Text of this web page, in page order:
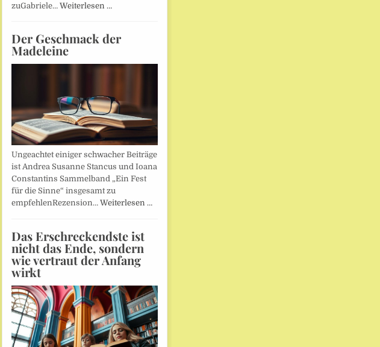
zuGabriele… Weiterlesen …
Der Geschmack der
Madeleine
Ungeachtet einiger schwacher Beiträge
ist Andrea Susanne Stancus und Ioana
Constantins Sammelband „Ein Fest
für die Sinne“ insgesamt zu
empfehlenRezension… Weiterlesen …
Das Erschreckendste ist
nicht das Ende, sondern
wie vertraut der Anfang
wirkt